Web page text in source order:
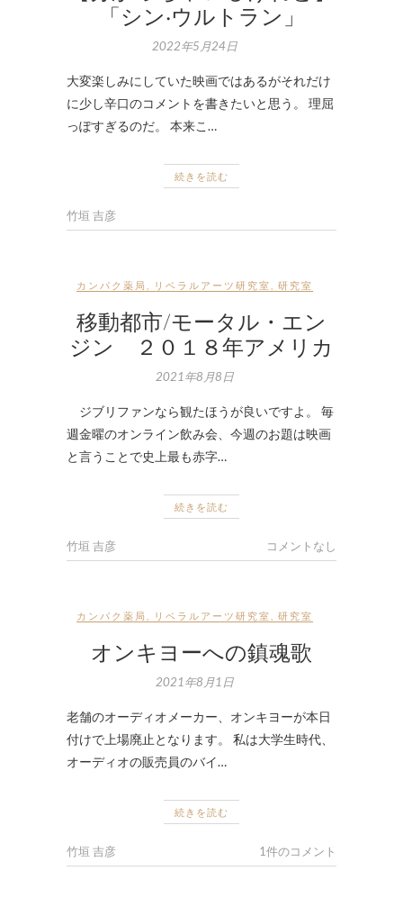
「シン·ウルトラン」
2022年5月24日
大変楽しみにしていた映画ではあるがそれだけ
に少し辛口のコメントを書きたいと思う。 理屈
っぽすぎるのだ。 本来こ…
続きを読む
竹垣 吉彦
カンパク薬局 リベラルアーツ研究室 研究室
移動都市/モータル・エン
ジン ２０１８年アメリカ
2021年8月8日
ジブリファンなら観たほうが良いですよ。 毎
週金曜のオンライン飲み会、今週のお題は映画
と言うことで史上最も赤字…
続きを読む
竹垣 吉彦 コメントなし
カンパク薬局 リベラルアーツ研究室 研究室
オンキヨーへの鎮魂歌
2021年8月1日
老舗のオーディオメーカー、オンキヨーが本日
付けで上場廃止となります。 私は大学生時代、
オーディオの販売員のバイ…
続きを読む
竹垣 吉彦 1件のコメント